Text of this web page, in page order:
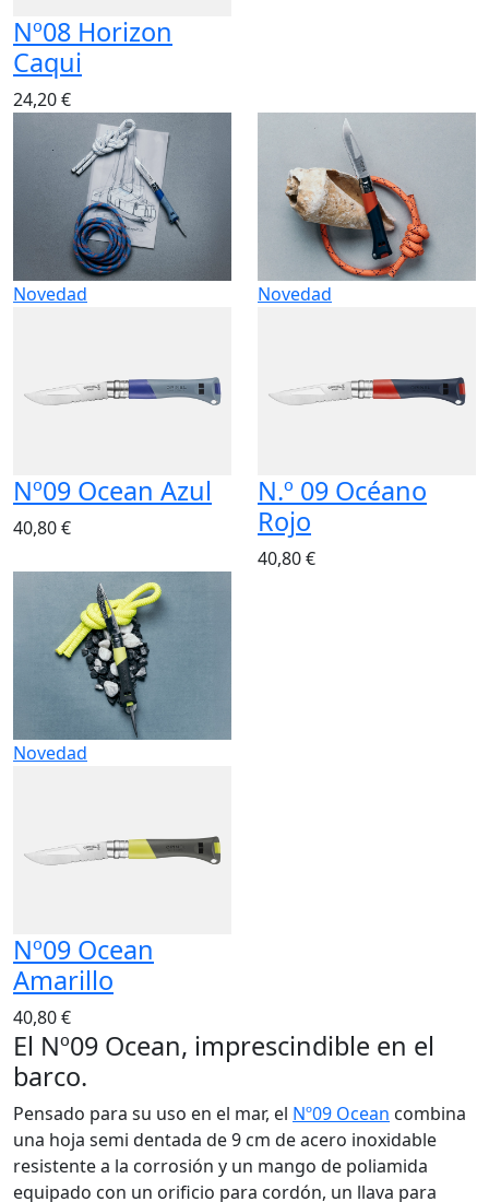
Nº08 Horizon
Caqui
24,20 €
Novedad
Nº09 Ocean Azul
40,80 €
Novedad
N.º 09 Océano
Rojo
40,80 €
Novedad
Nº09 Ocean
Amarillo
40,80 €
El Nº09 Ocean, imprescindible en el
barco.
Pensado para su uso en el mar, el Nº09 Ocean combina
una hoja semi dentada de 9 cm de acero inoxidable
resistente a la corrosión y un mango de poliamida
equipado con un orificio para cordón, un llava para